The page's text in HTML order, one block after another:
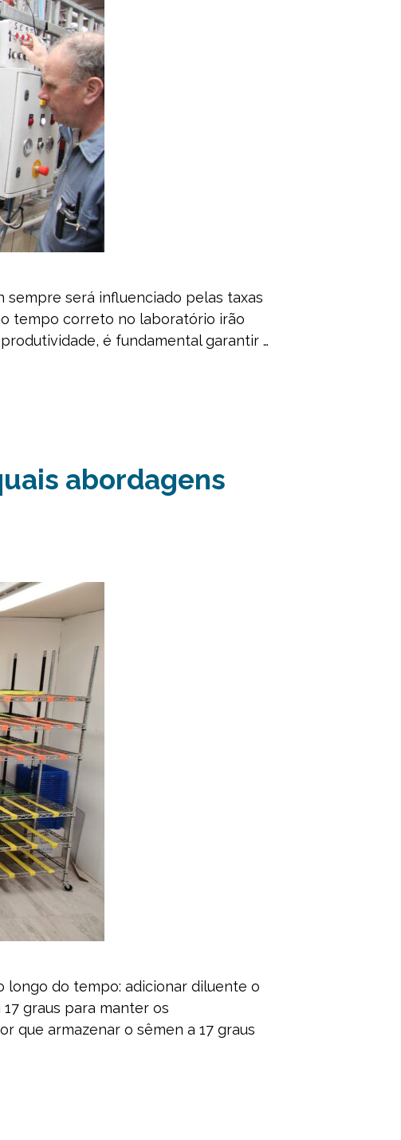
será influenciado pelas taxas
tempo correto no laboratório irão
é fundamental garantir …
abordagens
longo do tempo: adicionar diluente o
graus para manter os
que armazenar o sêmen a 17 graus